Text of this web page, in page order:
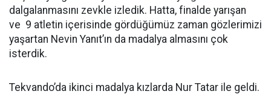
dalgalanmasını zevkle izledik. Hatta, finalde yarışan
ve 9 atletin içerisinde gördüğümüz zaman gözlerimizi
yaşartan Nevin Yanıt’ın da madalya almasını çok
isterdik.
Tekvando’da ikinci madalya kızlarda Nur Tatar ile geldi.